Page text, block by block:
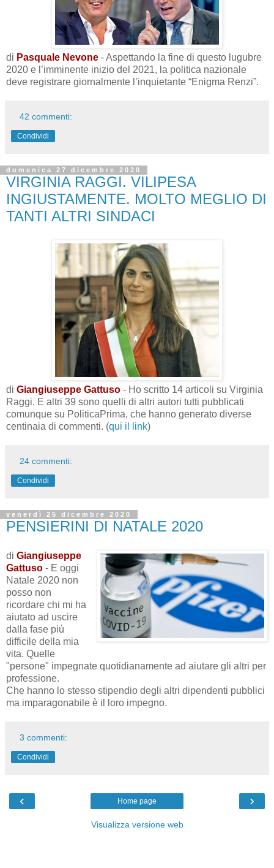
di Pasquale Nevone - Aspettando la fine di questo lugubre
2020 e l’imminente inizio del 2021, la politica nazionale
deve registrare giornalmente l’inquietante “Enigma Renzi”.
42 commenti:
Condividi
domenica 27 dicembre 2020
VIRGINIA RAGGI. VILIPESA
INGIUSTAMENTE. MOLTO MEGLIO DI
TANTI ALTRI SINDACI
di Giangiuseppe Gattuso - Ho scritto 14 articoli su Virginia
Raggi. E altri 39 sono quelli di altri autori tutti pubblicati
comunque su PoliticaPrima, che hanno generato diverse
centinaia di commenti. (qui il link)
24 commenti:
Condividi
venerdì 25 dicembre 2020
PENSIERINI DI NATALE 2020
di Giangiuseppe
Gattuso - E oggi
Natale 2020 non
posso non
ricordare chi mi ha
aiutato ad uscire
dalla fase più
difficile della mia
vita. Quelle
"persone" impegnate quotidianamente ad aiutare gli altri per
professione.
Che hanno lo stesso stipendio degli altri dipendenti pubblici
ma imparagonabile è il loro impegno.
3 commenti:
Condividi
‹ ›
Home page
Visualizza versione web